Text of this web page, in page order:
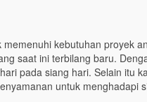
kebutuhan proyek
saat ini terbilang baru.
pada siang hari. Selain itu
untuk menghadapi